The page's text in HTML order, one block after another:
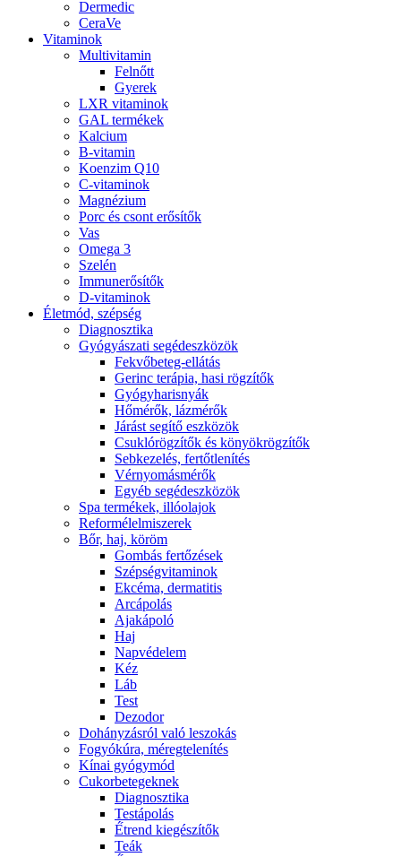
Dermedic
CeraVe
Vitaminok
Multivitamin
Felnőtt
Gyerek
LXR vitaminok
GAL termékek
Kalcium
B-vitamin
Koenzim Q10
C-vitaminok
Magnézium
Porc és csont erősítők
Vas
Omega 3
Szelén
Immunerősítők
D-vitaminok
Életmód, szépség
Diagnosztika
Gyógyászati segédeszközök
Fekvőbeteg-ellátás
Gerinc terápia, hasi rögzítők
Gyógyharisnyák
Hőmérők, lázmérők
Járást segítő eszközök
Csuklórögzítők és könyökrögzítők
Sebkezelés, fertőtlenítés
Vérnyomásmérők
Egyéb segédeszközök
Spa termékek, illóolajok
Reformélelmiszerek
Bőr, haj, köröm
Gombás fertőzések
Szépségvitaminok
Ekcéma, dermatitis
Arcápolás
Ajakápoló
Haj
Napvédelem
Kéz
Láb
Test
Dezodor
Dohányzásról való leszokás
Fogyókúra, méregtelenítés
Kínai gyógymód
Cukorbetegeknek
Diagnosztika
Testápolás
É́trend kiegészítők
Teák